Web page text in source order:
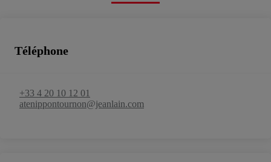
Téléphone
+33 4 20 10 12 01
atenippontournon@jeanlain.com